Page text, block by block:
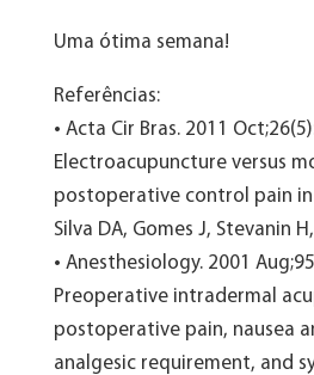
Uma ótima semana!
Referências:
• Acta Cir Bras. 2011
Electroacupuncture versus
postoperative control pain in
Silva DA, Gomes J, Stevanin
• Anesthesiology. 2001
Preoperative intradermal
postoperative pain, nausea
analgesic requirement, and